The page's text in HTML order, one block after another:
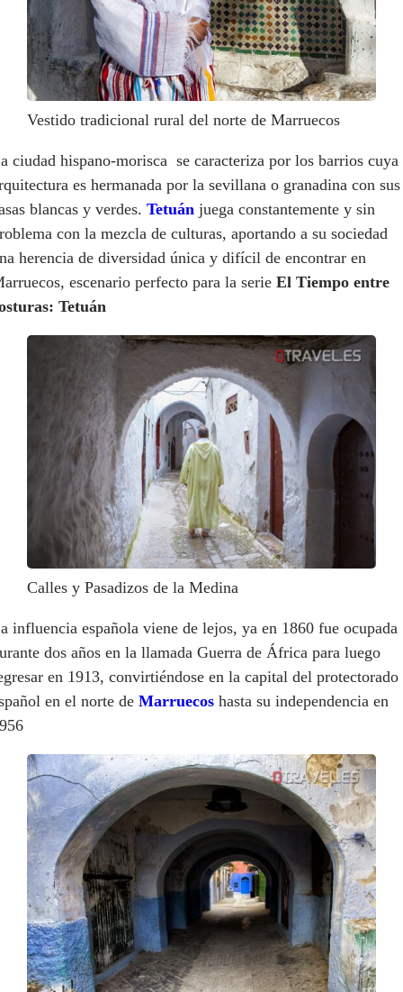
Vestido tradicional rural del norte de Marruecos
ciudad hispano-morisca se caracteriza por los barrios cuya
es hermanada por la sevillana o granadina con sus
blancas y verdes. Tetuán juega constantemente y sin
con la mezcla de culturas, aportando a su sociedad
herencia de diversidad única y difícil de encontrar en
escenario perfecto para la serie El Tiempo entre
Tetuán
Calles y Pasadizos de la Medina
influencia española viene de lejos, ya en 1860 fue ocupada
dos años en la llamada Guerra de África para luego
en 1913, convirtiéndose en la capital del protectorado
en el norte de Marruecos hasta su independencia en